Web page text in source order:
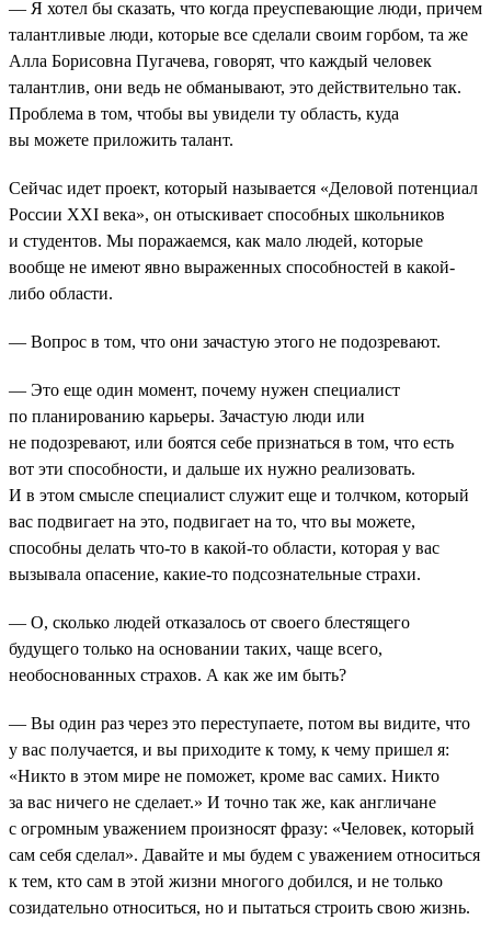
— Я хотел бы сказать, что когда преуспевающие люди, причем
талантливые люди, которые все сделали своим горбом, та же
Алла Борисовна Пугачева, говорят, что каждый человек
талантлив, они ведь не обманывают, это действительно так.
Проблема в том, чтобы вы увидели ту область, куда
вы можете приложить талант.
Сейчас идет проект, который называется «Деловой потенциал
России XXI века», он отыскивает способных школьников
и студентов. Мы поражаемся, как мало людей, которые
вообще не имеют явно выраженных способностей в какой-
либо области.
— Вопрос в том, что они зачастую этого не подозревают.
— Это еще один момент, почему нужен специалист
по планированию карьеры. Зачастую люди или
не подозревают, или боятся себе признаться в том, что есть
вот эти способности, и дальше их нужно реализовать.
И в этом смысле специалист служит еще и толчком, который
вас подвигает на это, подвигает на то, что вы можете,
способны делать что-то в какой-то области, которая у вас
вызывала опасение, какие-то подсознательные страхи.
— О, сколько людей отказалось от своего блестящего
будущего только на основании таких, чаще всего,
необоснованных страхов. А как же им быть?
— Вы один раз через это переступаете, потом вы видите, что
у вас получается, и вы приходите к тому, к чему пришел я:
«Никто в этом мире не поможет, кроме вас самих. Никто
за вас ничего не сделает.» И точно так же, как англичане
с огромным уважением произносят фразу: «Человек, который
сам себя сделал». Давайте и мы будем с уважением относиться
к тем, кто сам в этой жизни многого добился, и не только
созидательно относиться, но и пытаться строить свою жизнь.